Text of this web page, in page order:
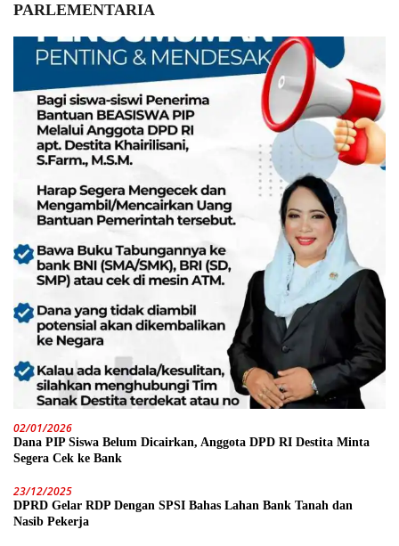
PARLEMENTARIA
02/01/2026
Dana PIP Siswa Belum Dicairkan, Anggota DPD RI Destita Minta
Segera Cek ke Bank
23/12/2025
DPRD Gelar RDP Dengan SPSI Bahas Lahan Bank Tanah dan
Nasib Pekerja